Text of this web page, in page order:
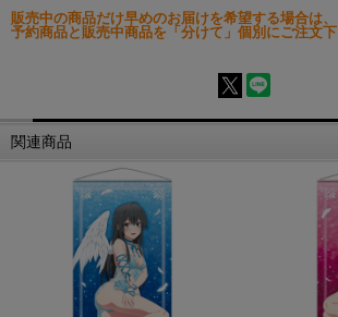
販売中の商品だけ早めのお届けを希望する場合は、
予約商品と販売中商品を「分けて」個別にご注文下
関連商品